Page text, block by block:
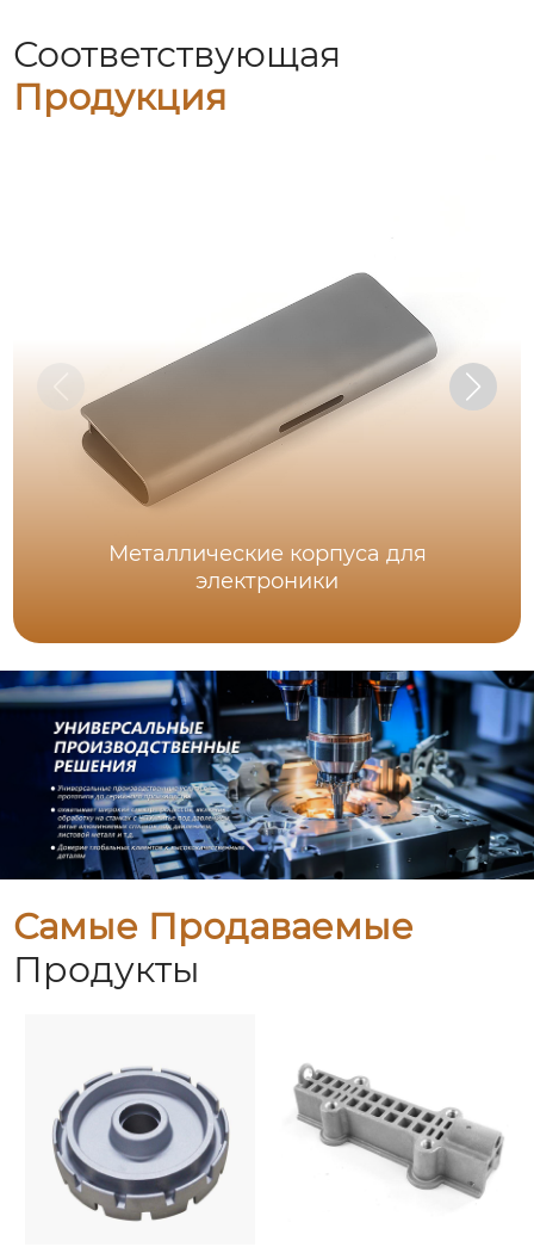
Соответствующая
Продукция
Металлические корпуса для
электроники
Самые Продаваемые
Продукты